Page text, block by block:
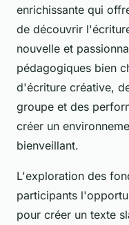
enrichissante qui
de découvrir
nouvelle et
pédagogiques bien
d'écriture créative,
groupe et des
créer un
bienveillant.
L'exploration des
participants
pour créer un texte